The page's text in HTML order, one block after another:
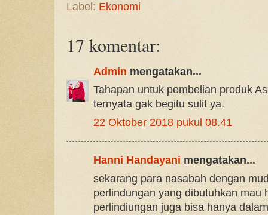
Label: Ekonomi
17 komentar:
Admin mengatakan...
Tahapan untuk pembelian produk
ternyata gak begitu sulit ya.
22 Oktober 2018 pukul 08.41
Hanni Handayani mengatakan...
sekarang para nasabah dengan
perlindungan yang dibutuhkan mau
perlindiungan juga bisa hanya